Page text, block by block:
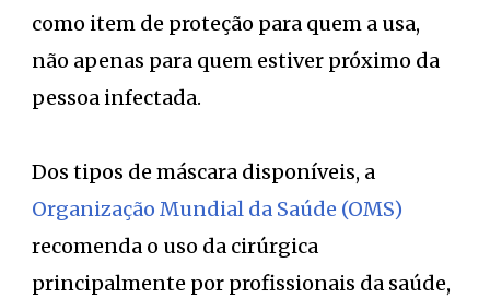
como item de proteção para quem a usa,
não apenas para quem estiver próximo da
pessoa infectada.
Dos tipos de máscara disponíveis, a
Organização Mundial da Saúde (OMS)
recomenda o uso da cirúrgica
principalmente por profissionais da saúde,